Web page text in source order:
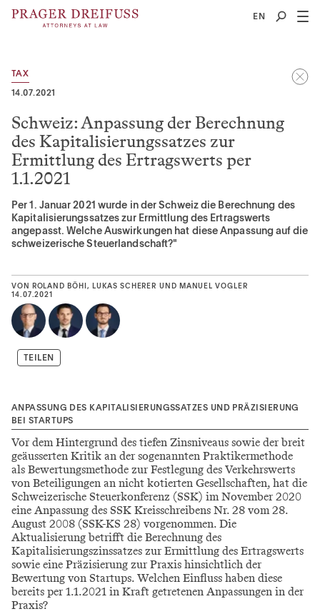
EN
TAX
14.07.2021
Schweiz: Anpassung der Berechnung
des Kapitalisierungssatzes zur
Ermittlung des Ertragswerts per
1.1.2021
Per 1. Januar 2021 wurde in der Schweiz die Berechnung des
Kapitalisierungssatzes zur Ermittlung des Ertragswerts
angepasst. Welche Auswirkungen hat diese Anpassung auf die
schweizerische Steuerlandschaft?"
VON ROLAND BÖHI LUKAS SCHERER UND MANUEL VOGLER
14.07.2021
TEILEN
ANPASSUNG DES KAPITALISIERUNGSSATZES UND PRÄZISIERUNG
BEI STARTUPS
Vor dem Hintergrund des tiefen Zinsniveaus sowie der breit
geäusserten Kritik an der sogenannten Praktikermethode
als Bewertungsmethode zur Festlegung des Verkehrswerts
von Beteiligungen an nicht kotierten Gesellschaften, hat die
Schweizerische Steuerkonferenz (SSK) im November 2020
eine Anpassung des SSK Kreisschreibens Nr. 28 vom 28.
August 2008 (SSK-KS 28) vorgenommen. Die
Aktualisierung betrifft die Berechnung des
Kapitalisierungszinssatzes zur Ermittlung des Ertragswerts
sowie eine Präzisierung zur Praxis hinsichtlich der
Bewertung von Startups. Welchen Einfluss haben diese
bereits per 1.1.2021 in Kraft getretenen Anpassungen in der
Praxis?